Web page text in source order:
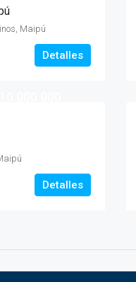
Maipú
Detalles
Detalles